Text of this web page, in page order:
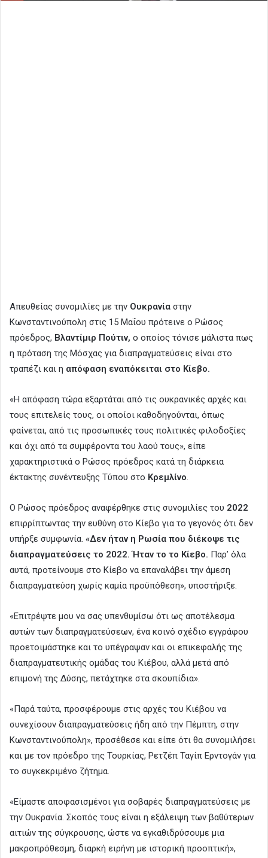
Απευθείας συνομιλίες με την Ουκρανία στην
Κωνσταντινούπολη στις 15 Μαΐου πρότεινε ο Ρώσος
πρόεδρος, Βλαντίμιρ Πούτιν, ο οποίος τόνισε μάλιστα πως
η πρόταση της Μόσχας για διαπραγματεύσεις είναι στο
τραπέζι και η απόφαση εναπόκειται στο Κίεβο.
«Η απόφαση τώρα εξαρτάται από τις ουκρανικές αρχές και
τους επιτελείς τους, οι οποίοι καθοδηγούνται, όπως
φαίνεται, από τις προσωπικές τους πολιτικές φιλοδοξίες
και όχι από τα συμφέροντα του λαού τους», είπε
χαρακτηριστικά ο Ρώσος πρόεδρος κατά τη διάρκεια
έκτακτης συνέντευξης Τύπου στο Κρεμλίνο.
Ο Ρώσος πρόεδρος αναφέρθηκε στις συνομιλίες του 2022
επιρρίπτωντας την ευθύνη στο Κίεβο για το γεγονός ότι δεν
υπήρξε συμφωνία. «Δεν ήταν η Ρωσία που διέκοψε τις
διαπραγματεύσεις το 2022. Ήταν το το Κίεβο. Παρ’ όλα
αυτά, προτείνουμε στο Κίεβο να επαναλάβει την άμεση
διαπραγματεύση χωρίς καμία προϋπόθεση», υποστήριξε.
«Επιτρέψτε μου να σας υπενθυμίσω ότι ως αποτέλεσμα
αυτών των διαπραγματεύσεων, ένα κοινό σχέδιο εγγράφου
προετοιμάστηκε και το υπέγραψαν και οι επικεφαλής της
διαπραγματευτικής ομάδας του Κιέβου, αλλά μετά από
επιμονή της Δύσης, πετάχτηκε στα σκουπίδια».
«Παρά ταύτα, προσφέρουμε στις αρχές του Κιέβου να
συνεχίσουν διαπραγματεύσεις ήδη από την Πέμπτη, στην
Κωνσταντινούπολη», προσέθεσε και είπε ότι θα συνομιλήσει
και με τον πρόεδρο της Τουρκίας, Ρετζέπ Ταγίπ Ερντογάν για
το συγκεκριμένο ζήτημα.
«Είμαστε αποφασισμένοι για σοβαρές διαπραγματεύσεις με
την Ουκρανία. Σκοπός τους είναι η εξάλειψη των βαθύτερων
αιτιών της σύγκρουσης, ώστε να εγκαθιδρύσουμε μια
μακροπρόθεσμη, διαρκή ειρήνη με ιστορική προοπτική»,